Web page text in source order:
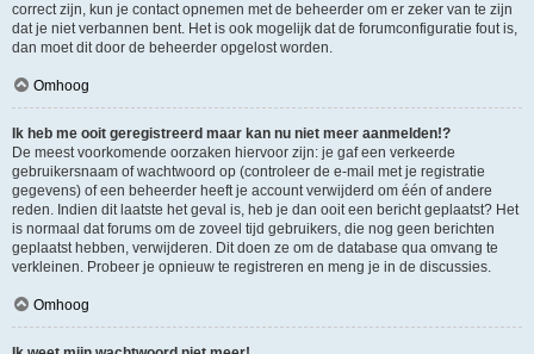
correct zijn, kun je contact opnemen met de beheerder om er zeker van te zijn
dat je niet verbannen bent. Het is ook mogelijk dat de forumconfiguratie fout is,
dan moet dit door de beheerder opgelost worden.
Omhoog
Ik heb me ooit geregistreerd maar kan nu niet meer aanmelden!?
De meest voorkomende oorzaken hiervoor zijn: je gaf een verkeerde
gebruikersnaam of wachtwoord op (controleer de e-mail met je registratie
gegevens) of een beheerder heeft je account verwijderd om één of andere
reden. Indien dit laatste het geval is, heb je dan ooit een bericht geplaatst? Het
is normaal dat forums om de zoveel tijd gebruikers, die nog geen berichten
geplaatst hebben, verwijderen. Dit doen ze om de database qua omvang te
verkleinen. Probeer je opnieuw te registreren en meng je in de discussies.
Omhoog